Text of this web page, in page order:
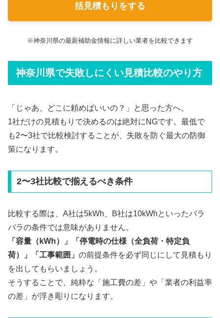
括見積もりをする
※神奈川県の最新補助金情報に詳しい業者を比較できます
神奈川県で失敗しにくい見積比較のやり方
「じゃあ、どこに頼めばいいの？」と思った方へ。
1社だけの見積もりで決めるのは絶対にNGです。最低で
も2〜3社で比較検討することが、失敗を防ぐ最大の防御
策になります。
2〜3社比較で揃えるべき条件
比較する際は、A社は5kWh、B社は10kWhといったバラ
バラの条件では意味がありません。
「容量（kWh）」「停電時の仕様（全負荷・特定負
荷）」「工事範囲」 の前提条件を必ず同じにして見積もり
を出してもらいましょう。
そうすることで、純粋な「施工費の差」や「業者の利益率
の差」が浮き彫りになります。